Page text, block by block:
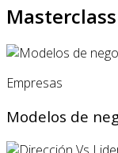
Empresas
Modelos de